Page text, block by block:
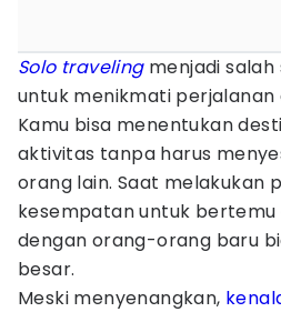
Solo travelingmenjadi
untuk menikmati perjalanan
Kamu bisa menentukan
aktivitas tanpa harus
orang lain. Saat melakukan
kesempatan untuk bertemu
dengan orang-orang baru
besar.
Meski menyenangkan,